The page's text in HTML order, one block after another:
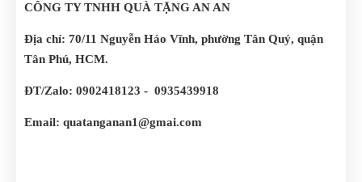
CÔNG TY TNHH QUÀ TẶNG AN AN
Địa chỉ: 70/11 Nguyễn Háo Vĩnh, phường Tân Quý, quận
Tân Phú, HCM.
ĐT/Zalo: 0902418123 - 0935439918
Email: quatanganan1@gmai.com